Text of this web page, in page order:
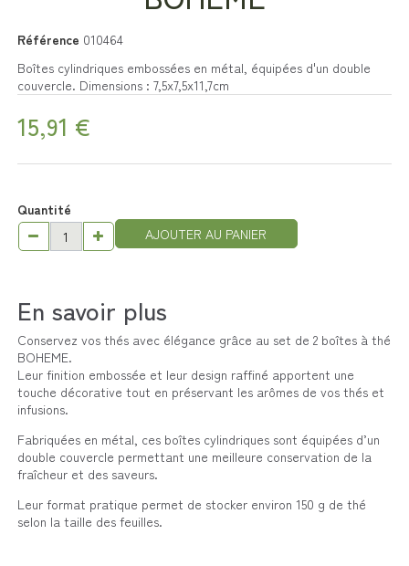
Référence 010464
Boîtes cylindriques embossées en métal, équipées d'un double
couvercle. Dimensions : 7,5x7,5x11,7cm
15,91 €
Quantité
AJOUTER AU PANIER
En savoir plus
Conservez vos thés avec élégance grâce au set de 2 boîtes à thé
BOHEME.
Leur finition embossée et leur design raffiné apportent une
touche décorative tout en préservant les arômes de vos thés et
infusions.
Fabriquées en métal, ces boîtes cylindriques sont équipées d’un
double couvercle permettant une meilleure conservation de la
fraîcheur et des saveurs.
Leur format pratique permet de stocker environ 150 g de thé
selon la taille des feuilles.